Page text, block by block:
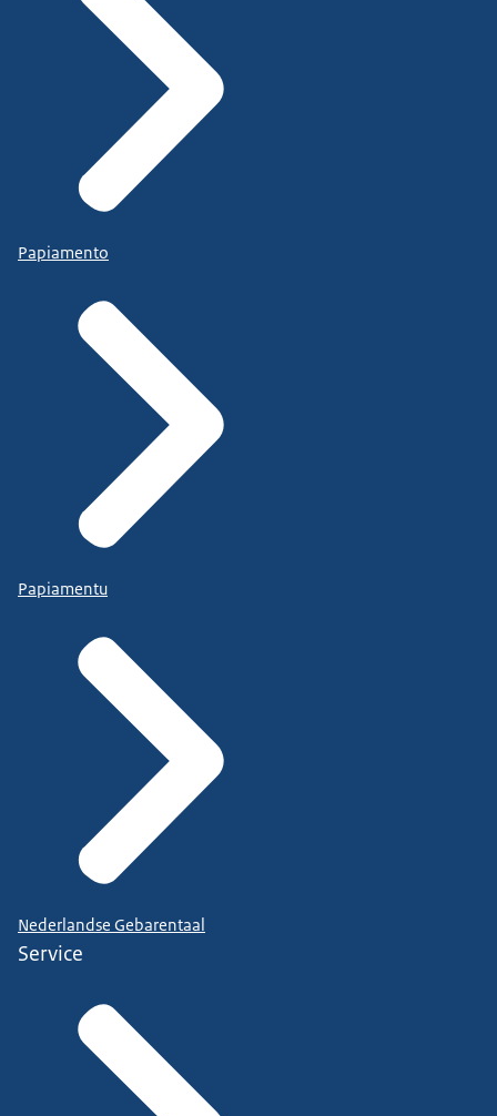
Papiamento
Papiamentu
Nederlandse Gebarentaal
Service